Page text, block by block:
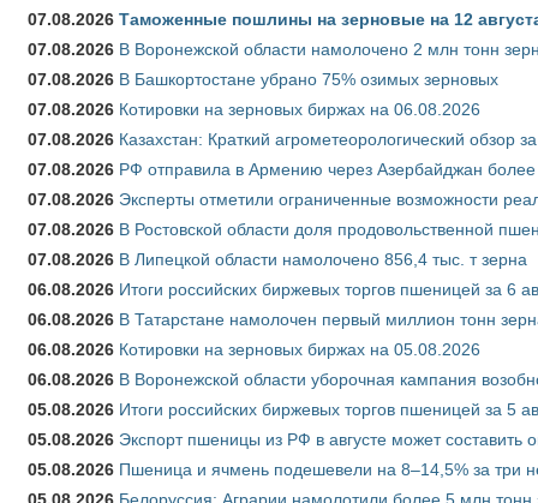
07.08.2026 Таможенные пошлины на зерновые на 12
07.08.2026 В Воронежской области намолочено 2 млн тонн
07.08.2026 В Башкортостане убрано 75% озимых зерновых
07.08.2026 Котировки на зерновых биржах на 06.08.2026
07.08.2026 Казахстан: Краткий агрометеорологический обзор
07.08.2026 РФ отправила в Армению через Азербайджан более
07.08.2026 Эксперты отметили ограниченные возможности
07.08.2026 В Ростовской области доля продовольственной
07.08.2026 В Липецкой области намолочено 856,4 тыс. т зерна
06.08.2026 Итоги российских биржевых торгов пшеницей за 6
06.08.2026 В Татарстане намолочен первый миллион тонн
06.08.2026 Котировки на зерновых биржах на 05.08.2026
06.08.2026 В Воронежской области уборочная кампания
05.08.2026 Итоги российских биржевых торгов пшеницей за 5
05.08.2026 Экспорт пшеницы из РФ в августе может составить
05.08.2026 Пшеница и ячмень подешевели на 8–14,5% за три